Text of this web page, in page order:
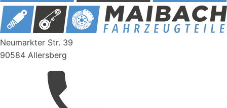
Neumarkter Str. 39
90584 Allersberg